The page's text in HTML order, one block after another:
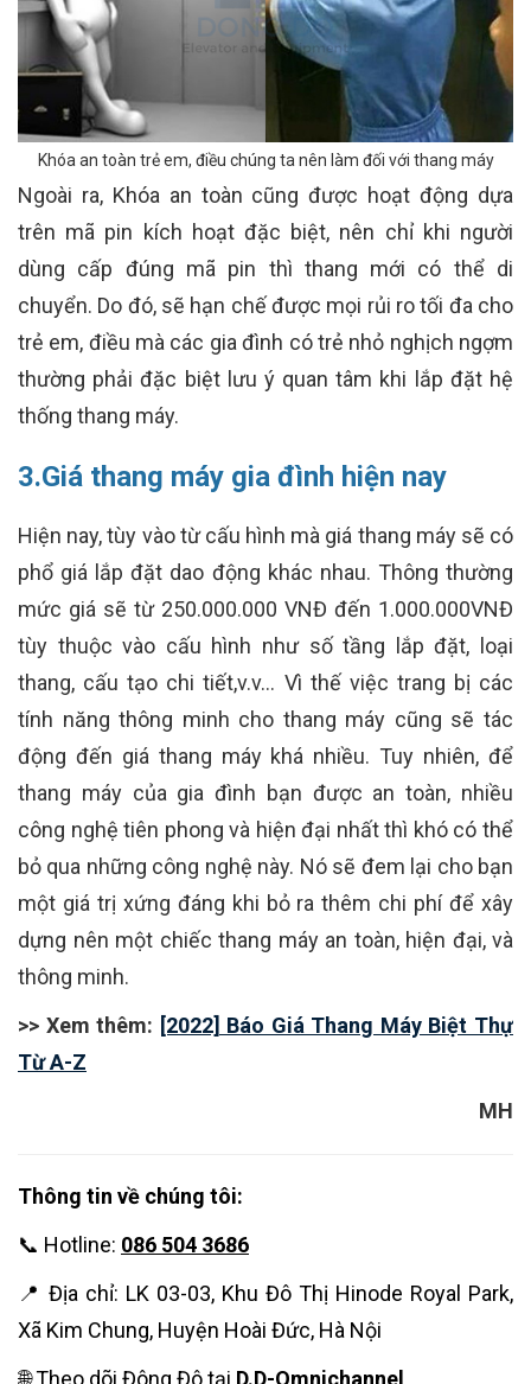
Khóa an toàn trẻ em, điều chúng ta nên làm đối với thang máy
Ngoài ra, Khóa an toàn cũng được hoạt động dựa
trên mã pin kích hoạt đặc biệt, nên chỉ khi người
dùng cấp đúng mã pin thì thang mới có thể di
chuyển. Do đó, sẽ hạn chế được mọi rủi ro tối đa cho
trẻ em, điều mà các gia đình có trẻ nhỏ nghịch ngợm
thường phải đặc biệt lưu ý quan tâm khi lắp đặt hệ
thống thang máy.
3.Giá thang máy gia đình hiện nay
Hiện nay, tùy vào từ cấu hình mà giá thang máy sẽ có
phổ giá lắp đặt dao động khác nhau. Thông thường
mức giá sẽ từ 250.000.000 VNĐ đến 1.000.000VNĐ
tùy thuộc vào cấu hình như số tầng lắp đặt, loại
thang, cấu tạo chi tiết,v.v… Vì thế việc trang bị các
tính năng thông minh cho thang máy cũng sẽ tác
động đến giá thang máy khá nhiều. Tuy nhiên, để
thang máy của gia đình bạn được an toàn, nhiều
công nghệ tiên phong và hiện đại nhất thì khó có thể
bỏ qua những công nghệ này. Nó sẽ đem lại cho bạn
một giá trị xứng đáng khi bỏ ra thêm chi phí để xây
dựng nên một chiếc thang máy an toàn, hiện đại, và
thông minh.
>> Xem thêm: [2022] Báo Giá Thang Máy Biệt Thự
Từ A-Z
MH
Thông tin về chúng tôi:
📞 Hotline: 086 504 3686
📍 Địa chỉ: LK 03-03, Khu Đô Thị Hinode Royal Park,
Xã Kim Chung, Huyện Hoài Đức, Hà Nội